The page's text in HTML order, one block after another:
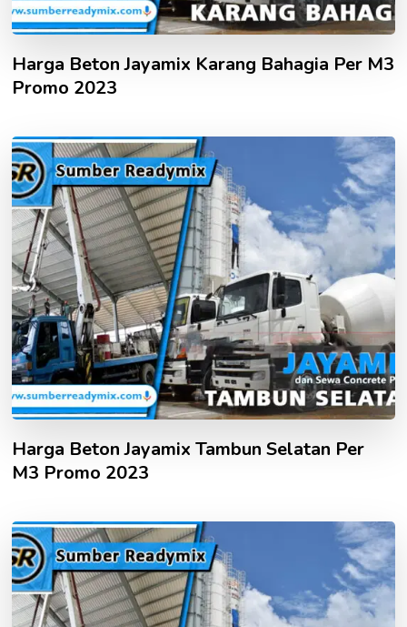
Harga Beton Jayamix Karang Bahagia Per M3
Promo 2023
Harga Beton Jayamix Tambun Selatan Per
M3 Promo 2023